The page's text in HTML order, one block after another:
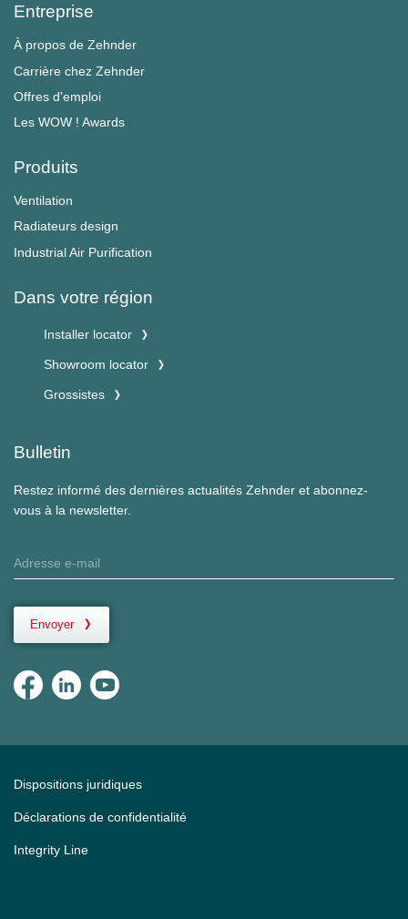
Entreprise
À propos de Zehnder
Carrière chez Zehnder
Offres d'emploi
Les WOW ! Awards
Produits
Ventilation
Radiateurs design
Industrial Air Purification
Dans votre région
Installer locator
Showroom locator
Grossistes
Bulletin
Restez informé des dernières actualités Zehnder et abonnez-
vous à la newsletter.
Envoyer
Dispositions juridiques
Déclarations de confidentialité
Integrity Line